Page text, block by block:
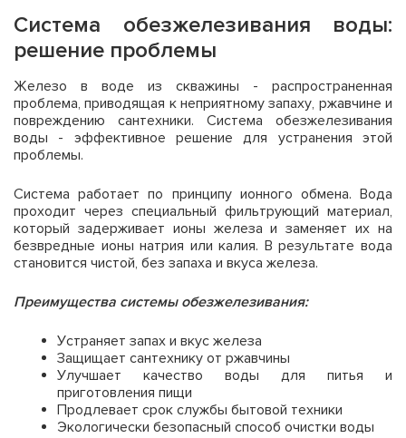
Система обезжелезивания воды:
решение проблемы
Железо в воде из скважины - распространенная
проблема, приводящая к неприятному запаху, ржавчине и
повреждению сантехники. Система обезжелезивания
воды - эффективное решение для устранения этой
проблемы.
Система работает по принципу ионного обмена. Вода
проходит через специальный фильтрующий материал,
который задерживает ионы железа и заменяет их на
безвредные ионы натрия или калия. В результате вода
становится чистой, без запаха и вкуса железа.
Преимущества системы обезжелезивания:
Устраняет запах и вкус железа
Защищает сантехнику от ржавчины
Улучшает качество воды для питья и
приготовления пищи
Продлевает срок службы бытовой техники
Экологически безопасный способ очистки воды